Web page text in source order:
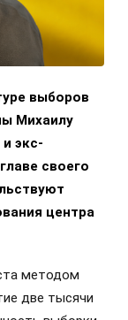
выборов
Михаилу
экс-
своего
центра
методом
две тысячи